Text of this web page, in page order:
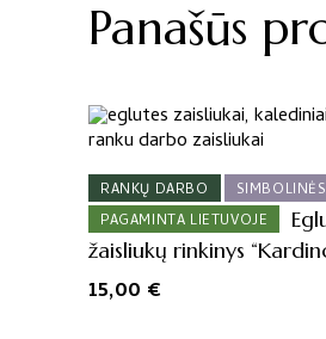
Panašūs
RANKŲ DARBO
PAGAMINTA LIETUVOJE
žaisliukų rinkinys
15,00 €